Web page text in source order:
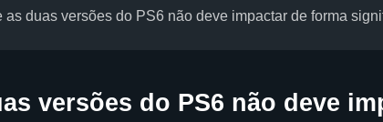
as duas versões do PS6 não deve impactar de forma
versões do PS6 não deve